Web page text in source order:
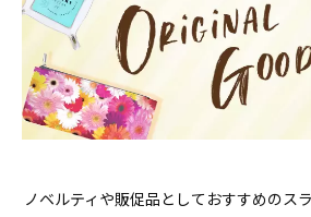
ノベルティや販促品としておすすめのス